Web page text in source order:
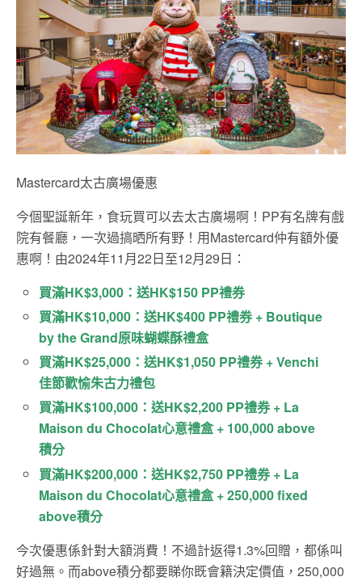
Mastercard太古廣場優惠
今個聖誕新年，食玩買可以去太古廣場啊！PP有名牌有戲
院有餐廳，一次過搞晒所有野！用Mastercard仲有額外優
惠啊！由2024年11月22日至12月29日：
買滿HK$3,000：送HK$150 PP禮券
買滿HK$10,000：送HK$400 PP禮券 + Boutique
by the Grand原味蝴蝶酥禮盒
買滿HK$25,000：送HK$1,050 PP禮券 + Venchi
佳節歡愉朱古力禮包
買滿HK$100,000：送HK$2,200 PP禮券 + La
Maison du Chocolat心意禮盒 + 100,000 above
積分
買滿HK$200,000：送HK$2,750 PP禮券 + La
Maison du Chocolat心意禮盒 + 250,000 fixed
above積分
今次優惠係針對大額消費！不過計返得1.3%回贈，都係叫
好過無。而above積分都要睇你既會籍決定價值，250,000